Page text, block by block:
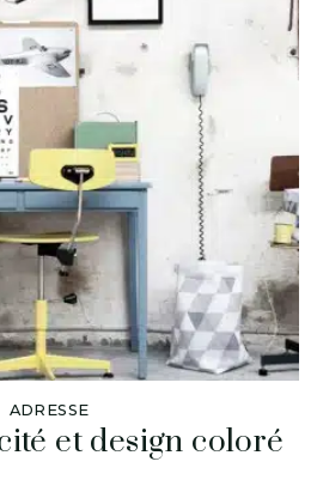
ADRESSE
et design coloré